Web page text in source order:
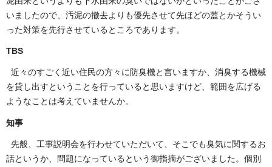
いましたので、汚泥の撤去よりも優先させて先ほどの蓋とかそうい
った対策を先行させているところであります。
TBS
近々のすごく近い住民の方々に防臭機と言いますか、消臭する機械
を貸し出すということを行っていると思いますけど、範囲を広げる
ようなことは考えていませんか。
知事
先般、工事説明会を行わせていただいて、そこでも臭気に関するお
話というか、問題になっているという御指摘がございました。個別